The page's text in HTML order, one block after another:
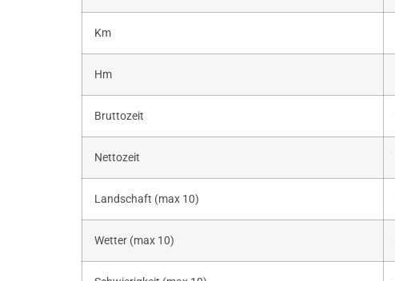
Km
Hm
Bruttozeit
Nettozeit
Landschaft (max 10)
Wetter (max 10)